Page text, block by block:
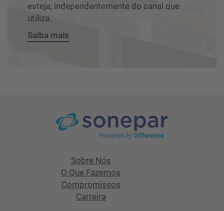
esteja, independentemente do canal que
utiliza.
Saiba mais
Sobre Nós
O Que Fazemos
Compromissos
Carreira